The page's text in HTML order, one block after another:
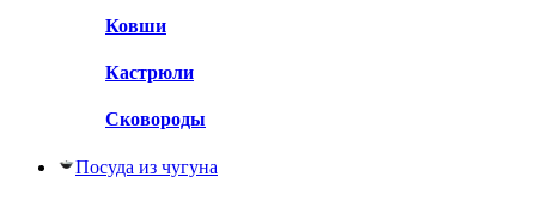
Ковши
Кастрюли
Сковороды
Посуда из чугуна